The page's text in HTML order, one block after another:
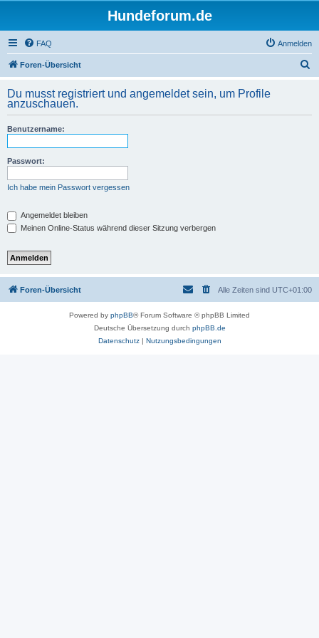
Hundeforum.de
FAQ Anmelden
Foren-Übersicht
h
Du musst registriert und angemeldet sein, um Profile
anzuschauen.
Benutzername:
Passwort:
Ich habe mein Passwort vergessen
Angemeldet bleiben
Meinen Online-Status während dieser Sitzung verbergen
Foren-Übersicht Alle Zeiten sind UTC+01:00
Powered by phpBB® Forum Software © phpBB Limited
Deutsche Übersetzung durch phpBB.de
Datenschutz| Nutzungsbedingungen